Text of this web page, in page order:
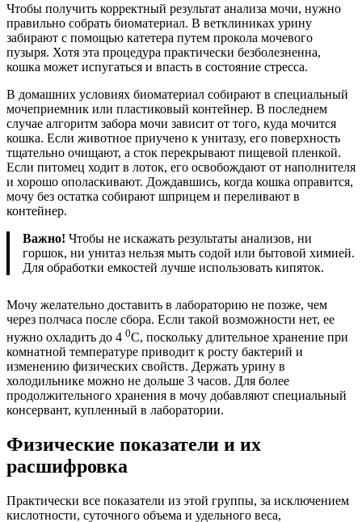
Чтобы получить корректный результат анализа мочи, нужно
правильно собрать биоматериал. В ветклиниках урину
забирают с помощью катетера путем прокола мочевого
пузыря. Хотя эта процедура практически безболезненна,
кошка может испугаться и впасть в состояние стресса.
В домашних условиях биоматериал собирают в специальный
мочеприемник или пластиковый контейнер. В последнем
случае алгоритм забора мочи зависит от того, куда мочится
кошка. Если животное приучено к унитазу, его поверхность
тщательно очищают, а сток перекрывают пищевой пленкой.
Если питомец ходит в лоток, его освобождают от наполнителя
и хорошо ополаскивают. Дождавшись, когда кошка оправится,
мочу без остатка собирают шприцем и переливают в
контейнер.
Важно! Чтобы не искажать результаты анализов, ни
горшок, ни унитаз нельзя мыть содой или бытовой химией.
Для обработки емкостей лучше использовать кипяток.
Мочу желательно доставить в лабораторию не позже, чем
через полчаса после сбора. Если такой возможности нет, ее
нужно охладить до 4 0C, поскольку длительное хранение при
комнатной температуре приводит к росту бактерий и
изменению физических свойств. Держать урину в
холодильнике можно не дольше 3 часов. Для более
продолжительного хранения в мочу добавляют специальный
консервант, купленный в лаборатории.
Физические показатели и их
расшифровка
Практически все показатели из этой группы, за исключением
кислотности, суточного объема и удельного веса,